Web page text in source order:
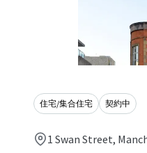
住宅/集合住宅 契約中
1 Swan Street,